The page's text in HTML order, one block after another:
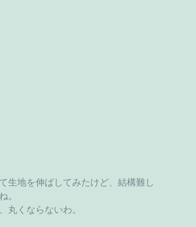
生地を伸ばしてみたけど、結構難し
。
丸くならないわ。